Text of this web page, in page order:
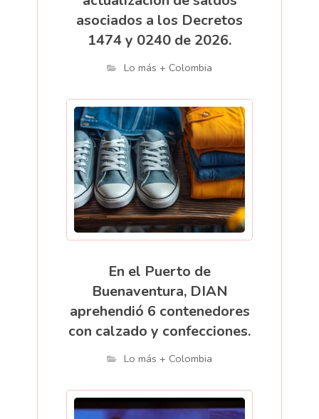
asociados a los Decretos
1474 y 0240 de 2026.
Lo más + Colombia
En el Puerto de
Buenaventura, DIAN
aprehendió 6 contenedores
con calzado y confecciones.
Lo más + Colombia